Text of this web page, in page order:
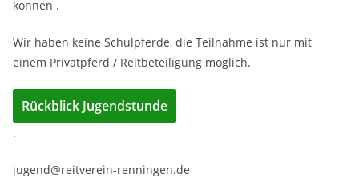
können .
Wir haben keine Schulpferde, die Teilnahme ist nur mit
einem Privatpferd / Reitbeteiligung möglich.
Rückblick Jugendstunde
.
jugend@reitverein-renningen.de